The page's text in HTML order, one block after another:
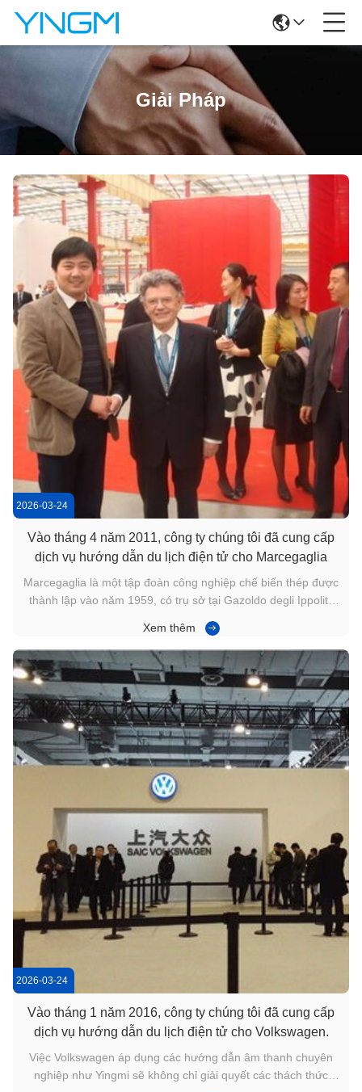
Giải Pháp
2026-03-24
Vào tháng 4 năm 2011, công ty chúng tôi đã cung cấp
dịch vụ hướng dẫn du lịch điện tử cho Marcegaglia
Marcegaglia là một tập đoàn công nghiệp chế biến thép được
thành lập vào năm 1959, có trụ sở tại Gazoldo degli Ippoliti,
năng lượng, du lịch và dịch vụ.và 50 nhà máy sản xuất, với
diện tích nhà máy là 6 triệu mét vuông. sản lượng hàng năm
của ...
Xem thêm
2026-03-24
Vào tháng 1 năm 2016, công ty chúng tôi đã cung cấp
dịch vụ hướng dẫn du lịch điện tử cho Volkswagen.
Việc Volkswagen áp dụng các hướng dẫn âm thanh chuyên
nghiệp như Yingmi sẽ không chỉ giải quyết các thách thức